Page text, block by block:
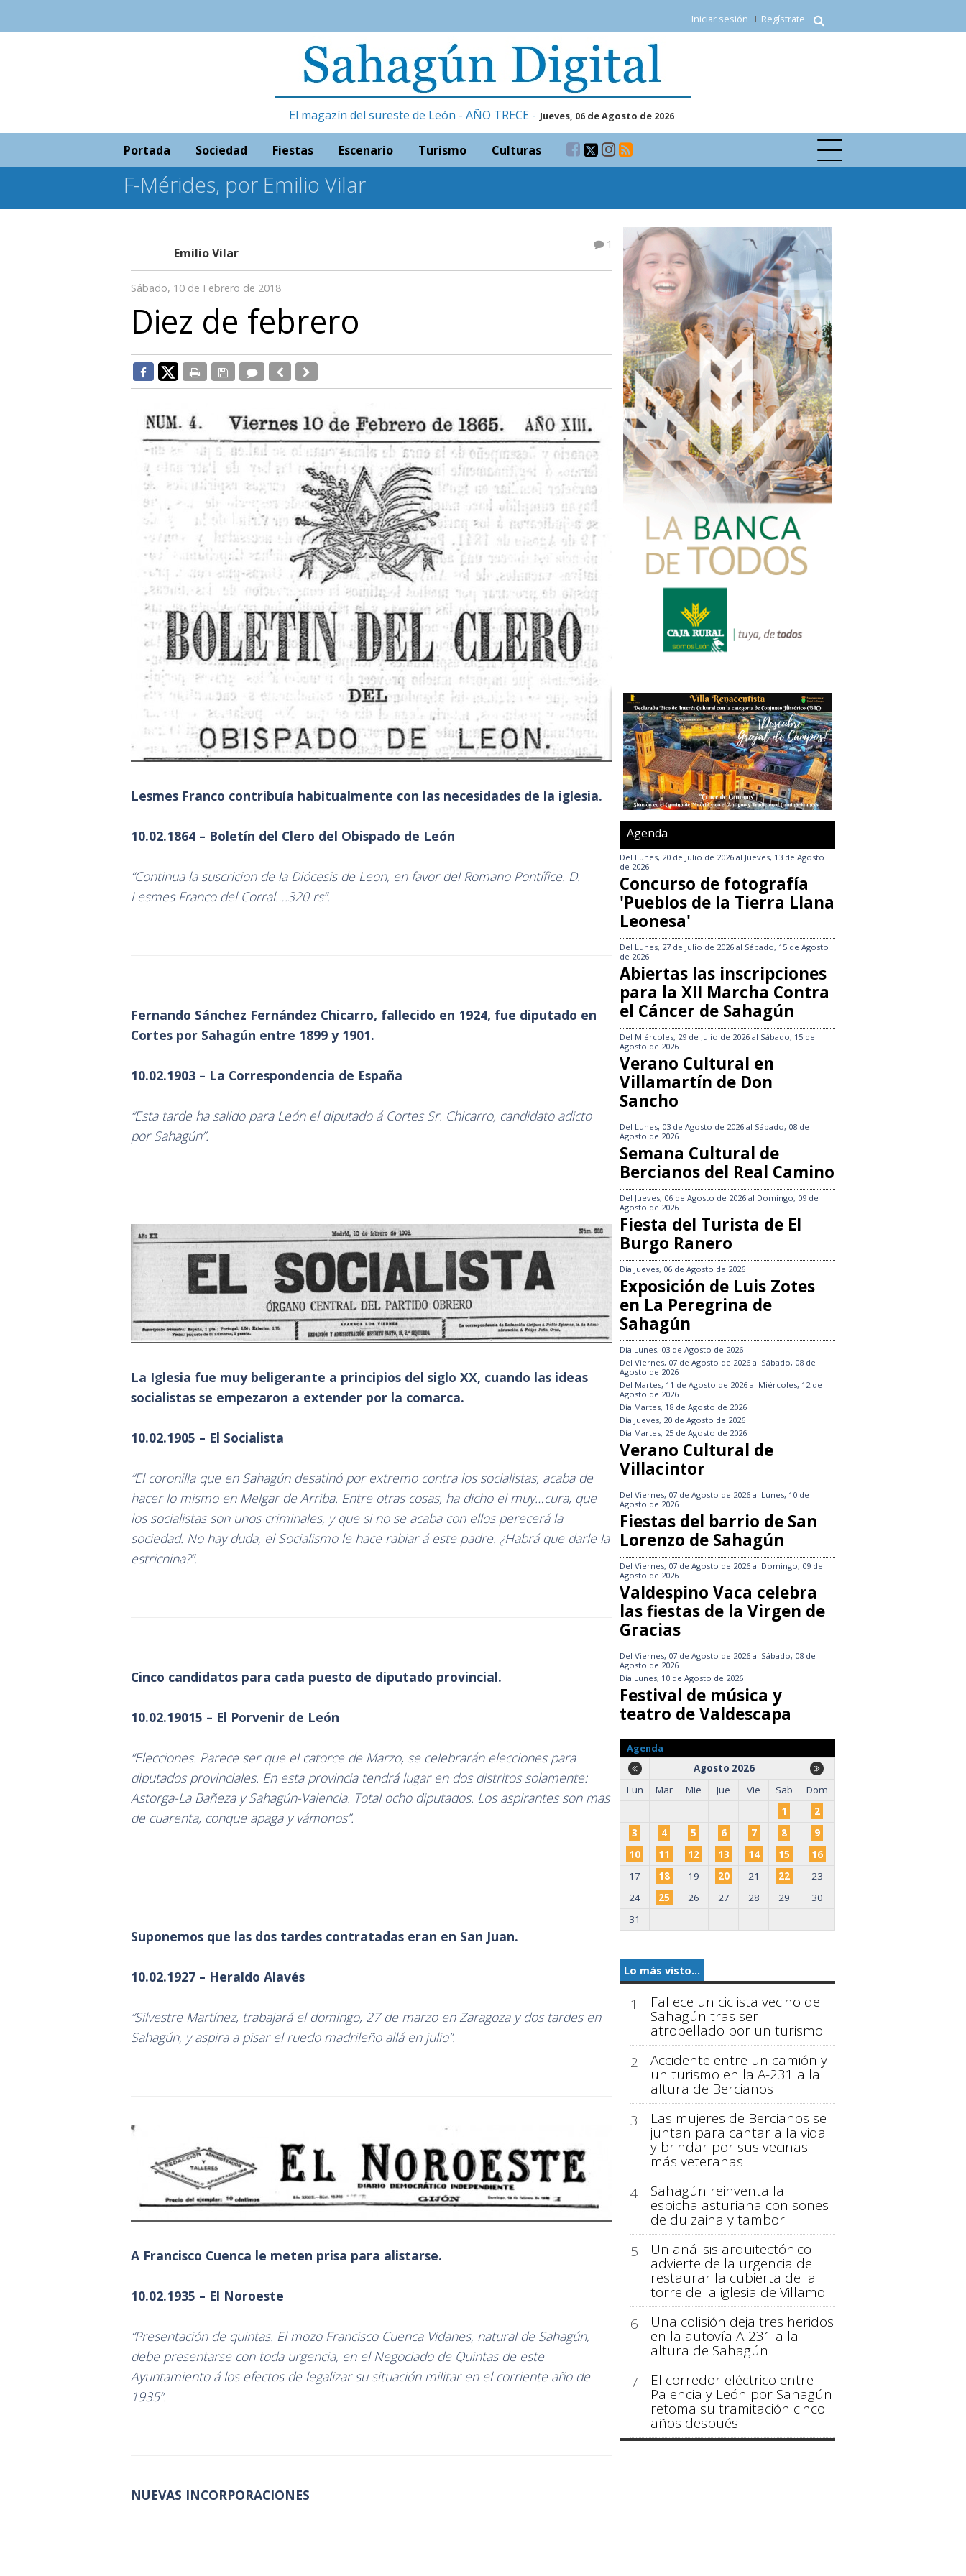
Iniciar sesión Regístrate
El magazín del sureste de León - AÑO TRECE - Jueves, 06 de Agosto de 2026
Portada Sociedad Fiestas Escenario Turismo Culturas
F-Mérides, por Emilio Vilar
Emilio Vilar
1
Sábado, 10 de Febrero de 2018
Diez de febrero
Lesmes Franco contribuía habitualmente con las necesidades de la iglesia.
10.02.1864 – Boletín del Clero del Obispado de León
“Continua la suscricion de la Diócesis de Leon, en favor del Romano Pontífice. D.
Lesmes Franco del Corral….320 rs”.
Fernando Sánchez Fernández Chicarro, fallecido en 1924, fue diputado en
Cortes por Sahagún entre 1899 y 1901.
10.02.1903 – La Correspondencia de España
“Esta tarde ha salido para León el diputado á Cortes Sr. Chicarro, candidato adicto
por Sahagún”.
La Iglesia fue muy beligerante a principios del siglo XX, cuando las ideas
socialistas se empezaron a extender por la comarca.
10.02.1905 – El Socialista
“El coronilla que en Sahagún desatinó por extremo contra los socialistas, acaba de
hacer lo mismo en Melgar de Arriba. Entre otras cosas, ha dicho el muy…cura, que
los socialistas son unos criminales, y que si no se acaba con ellos perecerá la
sociedad. No hay duda, el Socialismo le hace rabiar á este padre. ¿Habrá que darle la
estricnina?”.
Cinco candidatos para cada puesto de diputado provincial.
10.02.19015 – El Porvenir de León
“Elecciones. Parece ser que el catorce de Marzo, se celebrarán elecciones para
diputados provinciales. En esta provincia tendrá lugar en dos distritos solamente:
Astorga-La Bañeza y Sahagún-Valencia. Total ocho diputados. Los aspirantes son mas
de cuarenta, conque apaga y vámonos”.
Suponemos que las dos tardes contratadas eran en San Juan.
10.02.1927 – Heraldo Alavés
“Silvestre Martínez, trabajará el domingo, 27 de marzo en Zaragoza y dos tardes en
Sahagún, y aspira a pisar el ruedo madrileño allá en julio”.
A Francisco Cuenca le meten prisa para alistarse.
10.02.1935 – El Noroeste
“Presentación de quintas. El mozo Francisco Cuenca Vidanes, natural de Sahagún,
debe presentarse con toda urgencia, en el Negociado de Quintas de este
Ayuntamiento á los efectos de legalizar su situación militar en el corriente año de
1935”.
NUEVAS INCORPORACIONES
Agenda
Del Lunes, 20 de Julio de 2026 al Jueves, 13 de Agosto
de 2026
Concurso de fotografía
'Pueblos de la Tierra Llana
Leonesa'
Del Lunes, 27 de Julio de 2026 al Sábado, 15 de Agosto
de 2026
Abiertas las inscripciones
para la XII Marcha Contra
el Cáncer de Sahagún
Del Miércoles, 29 de Julio de 2026 al Sábado, 15 de
Agosto de 2026
Verano Cultural en
Villamartín de Don
Sancho
Del Lunes, 03 de Agosto de 2026 al Sábado, 08 de
Agosto de 2026
Semana Cultural de
Bercianos del Real Camino
Del Jueves, 06 de Agosto de 2026 al Domingo, 09 de
Agosto de 2026
Fiesta del Turista de El
Burgo Ranero
Día Jueves, 06 de Agosto de 2026
Exposición de Luis Zotes
en La Peregrina de
Sahagún
Día Lunes, 03 de Agosto de 2026
Del Viernes, 07 de Agosto de 2026 al Sábado, 08 de
Agosto de 2026
Del Martes, 11 de Agosto de 2026 al Miércoles, 12 de
Agosto de 2026
Día Martes, 18 de Agosto de 2026
Día Jueves, 20 de Agosto de 2026
Día Martes, 25 de Agosto de 2026
Verano Cultural de
Villacintor
Del Viernes, 07 de Agosto de 2026 al Lunes, 10 de
Agosto de 2026
Fiestas del barrio de San
Lorenzo de Sahagún
Del Viernes, 07 de Agosto de 2026 al Domingo, 09 de
Agosto de 2026
Valdespino Vaca celebra
las fiestas de la Virgen de
Gracias
Del Viernes, 07 de Agosto de 2026 al Sábado, 08 de
Agosto de 2026
Día Lunes, 10 de Agosto de 2026
Festival de música y
teatro de Valdescapa
Agenda
Agosto 2026
Lun
Mar Mie Jue Vie Sab
Dom
1
2
3
4 5 6 7 8
9
10
11 12 13 14 15
16
17
18 19 20 21 22
23
24
25 26 27 28 29
30
31
Lo más visto...
1 Fallece un ciclista vecino de
Sahagún tras ser
atropellado por un turismo
2
Accidente entre un camión y
un turismo en la A-231 a la
altura de Bercianos
3
Las mujeres de Bercianos se
juntan para cantar a la vida
y brindar por sus vecinas
más veteranas
4
Sahagún reinventa la
espicha asturiana con sones
de dulzaina y tambor
5
Un análisis arquitectónico
advierte de la urgencia de
restaurar la cubierta de la
torre de la iglesia de Villamol
6
Una colisión deja tres heridos
en la autovía A-231 a la
altura de Sahagún
7
El corredor eléctrico entre
Palencia y León por Sahagún
retoma su tramitación cinco
años después